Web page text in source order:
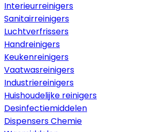
Interieurreinigers
Sanitairreinigers
Luchtverfrissers
Handreinigers
Keukenreinigers
Vaatwasreinigers
Industriereinigers
Huishoudelijke reinigers
Desinfectiemiddelen
Dispensers Chemie